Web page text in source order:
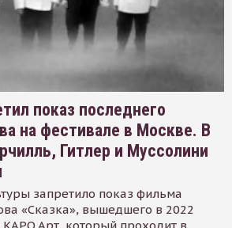
показ последнего
на фестивале в Москве. В
Гитлер и Муссолини
запретило показ фильма
«Сказка», вышедшего в 2022